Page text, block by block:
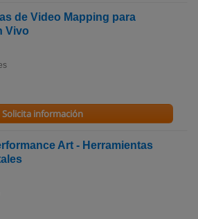
de Video Mapping para
Vivo
Solicita información
Art - Herramientas